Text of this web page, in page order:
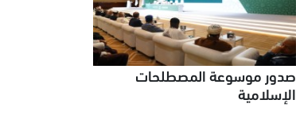
صدور موسوعة المصطلحات
الإسلامية